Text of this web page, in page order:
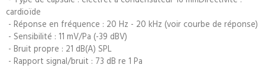
cardioïde
- Réponse en fréquence : 20 Hz - 20 kHz (voir courbe de réponse)
- Sensibilité : 11 mV/Pa (-39 dBV)
- Bruit propre : 21 dB(A) SPL
- Rapport signal/bruit : 73 dB re 1 Pa